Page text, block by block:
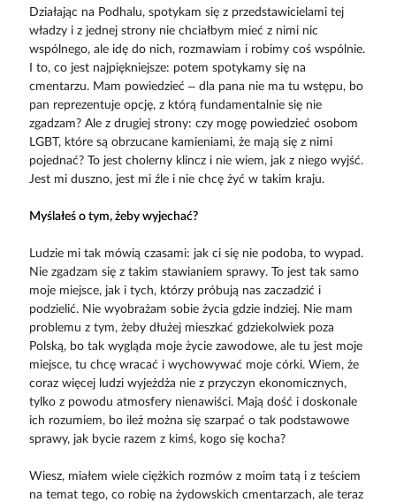
Działając na Podhalu, spotykam się z przedstawicielami tej
władzy i z jednej strony nie chciałbym mieć z nimi nic
wspólnego, ale idę do nich, rozmawiam i robimy coś wspólnie.
I to, co jest najpiękniejsze: potem spotykamy się na
cmentarzu. Mam powiedzieć – dla pana nie ma tu wstępu, bo
pan reprezentuje opcję, z którą fundamentalnie się nie
zgadzam? Ale z drugiej strony: czy mogę powiedzieć osobom
LGBT, które są obrzucane kamieniami, że mają się z nimi
pojednać? To jest cholerny klincz i nie wiem, jak z niego wyjść.
Jest mi duszno, jest mi źle i nie chcę żyć w takim kraju.
Myślałeś o tym, żeby wyjechać?
Ludzie mi tak mówią czasami: jak ci się nie podoba, to wypad.
Nie zgadzam się z takim stawianiem sprawy. To jest tak samo
moje miejsce, jak i tych, którzy próbują nas zaczadzić i
podzielić. Nie wyobrażam sobie życia gdzie indziej. Nie mam
problemu z tym, żeby dłużej mieszkać gdziekolwiek poza
Polską, bo tak wygląda moje życie zawodowe, ale tu jest moje
miejsce, tu chcę wracać i wychowywać moje córki. Wiem, że
coraz więcej ludzi wyjeżdża nie z przyczyn ekonomicznych,
tylko z powodu atmosfery nienawiści. Mają dość i doskonale
ich rozumiem, bo ileż można się szarpać o tak podstawowe
sprawy, jak bycie razem z kimś, kogo się kocha?
Wiesz, miałem wiele ciężkich rozmów z moim tatą i z teściem
na temat tego, co robię na żydowskich cmentarzach, ale teraz